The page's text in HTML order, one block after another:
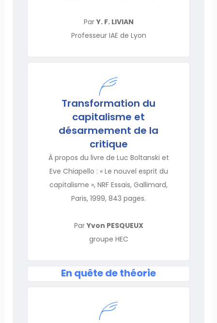
ParY. F. LIVIAN
Professeur IAE de Lyon
Transformation du
capitalisme et
désarmement de la
critique
À propos du livre de Luc Boltanski et
Eve Chiapello : « Le nouvel esprit du
capitalisme », NRF Essais, Gallimard,
Paris, 1999, 843 pages.
ParYvon PESQUEUX
groupe HEC
En quête de théorie